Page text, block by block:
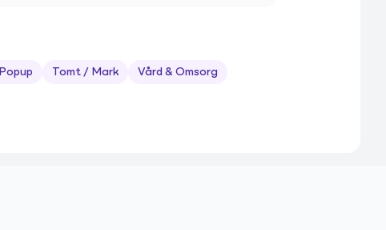
Popup Tomt / Mark Vård & Omsorg